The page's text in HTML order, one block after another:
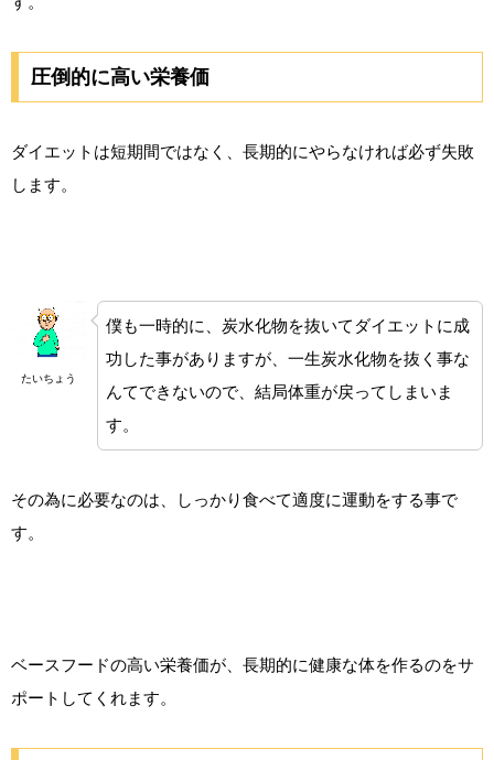
圧倒的に高い栄養価
ダイエットは短期間ではなく、長期的にやらなければ必ず失敗
します。
たいちょう
僕も一時的に、炭水化物を抜いてダイエットに成
功した事がありますが、一生炭水化物を抜く事な
んてできないので、結局体重が戻ってしまいま
す。
その為に必要なのは、しっかり食べて適度に運動をする事で
す。
ベースフードの高い栄養価が、長期的に健康な体を作るのをサ
ポートしてくれます。